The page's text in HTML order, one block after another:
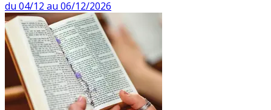
du 04/12 au 06/12/2026